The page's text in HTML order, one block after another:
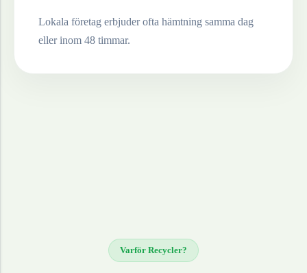
Lokala företag erbjuder ofta hämtning samma dag
eller inom 48 timmar.
Varför Recycler?